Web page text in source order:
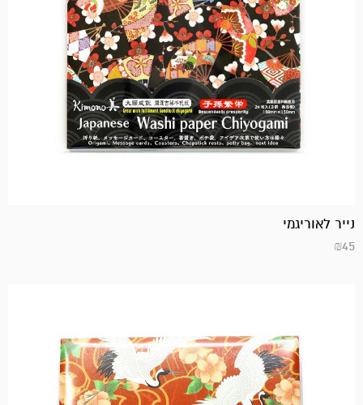
נייר לאוריגמי
₪45